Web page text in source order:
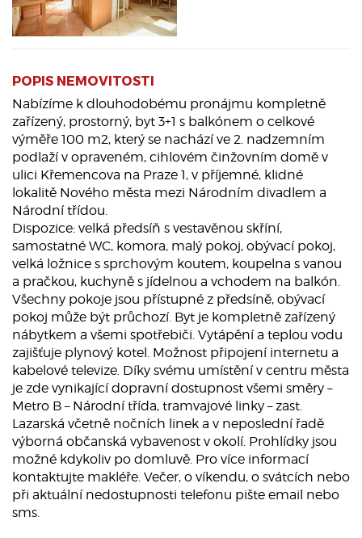
POPIS NEMOVITOSTI
Nabízíme k dlouhodobému pronájmu kompletně
zařízený, prostorný, byt 3+1 s balkónem o celkové
výměře 100 m2, který se nachází ve 2. nadzemním
podlaží v opraveném, cihlovém činžovním domě v
ulici Křemencova na Praze 1, v příjemné, klidné
lokalitě Nového města mezi Národním divadlem a
Národní třídou.
Dispozice: velká předsíň s vestavěnou skříní,
samostatné WC, komora, malý pokoj, obývací pokoj,
velká ložnice s sprchovým koutem, koupelna s vanou
a pračkou, kuchyně s jídelnou a vchodem na balkón.
Všechny pokoje jsou přístupné z předsíně, obývací
pokoj může být průchozí. Byt je kompletně zařízený
nábytkem a všemi spotřebiči. Vytápění a teplou vodu
zajišťuje plynový kotel. Možnost připojení internetu a
kabelové televize. Díky svému umístění v centru města
je zde vynikající dopravní dostupnost všemi směry –
Metro B – Národní třída, tramvajové linky – zast.
Lazarská včetně nočních linek a v neposlední řadě
výborná občanská vybavenost v okolí. Prohlídky jsou
možné kdykoliv po domluvě. Pro více informací
kontaktujte makléře. Večer, o víkendu, o svátcích nebo
při aktuální nedostupnosti telefonu pište email nebo
sms.